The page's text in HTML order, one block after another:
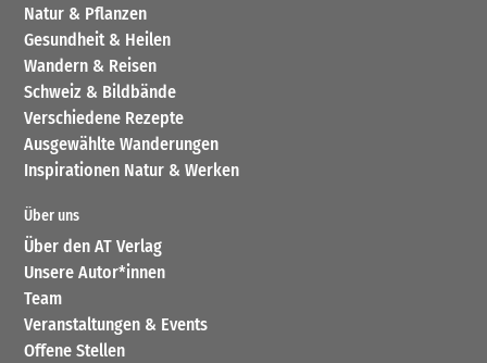
Natur & Pflanzen
Gesundheit & Heilen
Wandern & Reisen
Schweiz & Bildbände
Verschiedene Rezepte
Ausgewählte Wanderungen
Inspirationen Natur & Werken
Über uns
Über den AT Verlag
Unsere Autor*innen
Team
Veranstaltungen & Events
Offene Stellen